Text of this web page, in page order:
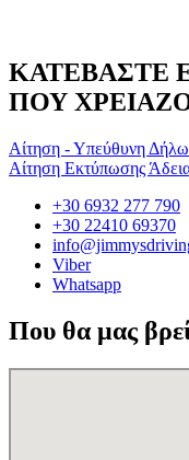
ΚΑΤΕΒΑΣΤΕ
ΠΟΥ
Αίτηση - Υπεύθυνη
Αίτηση Εκτύπωσης
+30 6932 277 790
+30 22410 69370
Viber
Whatsapp
Που θα μας